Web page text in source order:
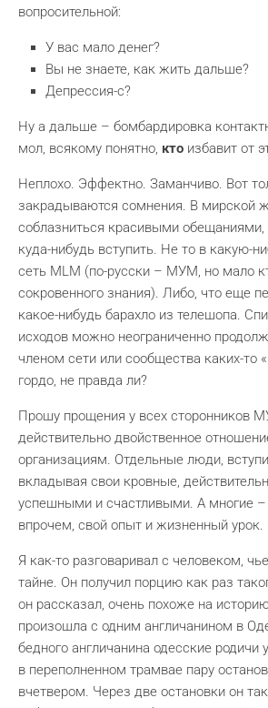
вопросительной:
У вас мало денег?
Вы не знаете, как жить дальше?
Депрессия-с?
Ну а дальше – бомбардировка
мол, всякому понятно, кто избавит от
Неплохо. Эффектно. Заманчиво. Вот
закрадываются сомнения. В мирской
соблазниться красивыми обещаниями,
куда-нибудь вступить. Не то в какую-
сеть MLM (по-русски – МУМ, но мало
сокровенного знания). Либо, что еще
какое-нибудь барахло из телешопа.
исходов можно неограниченно
членом сети или сообщества каких-то
гордо, не правда ли?
Прошу прощения у всех сторонников
действительно двойственное
организациям. Отдельные люди,
вкладывая свои кровные,
успешными и счастливыми. А многие –
впрочем, свой опыт и жизненный урок.
Я как-то разговаривал с человеком,
тайне. Он получил порцию как раз
он рассказал, очень похоже на
произошла с одним англичанином в
бедного англичанина одесские родичи
в переполненном трамвае пару
вчетвером. Через две остановки он